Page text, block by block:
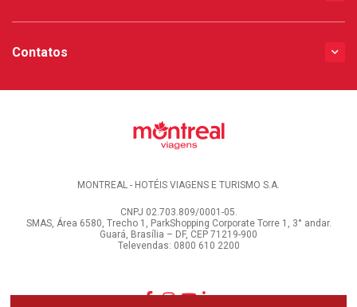
Contatos
MONTREAL - HOTÉIS VIAGENS E TURISMO S.A.
CNPJ 02.703.809/0001-05.
SMAS, Área 6580, Trecho 1, ParkShopping Corporate Torre 1, 3° andar.
Guará, Brasília – DF, CEP 71219-900
Televendas: 0800 610 2200